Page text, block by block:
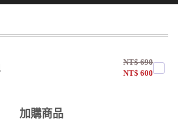
NT$690
NT$600
加購商品